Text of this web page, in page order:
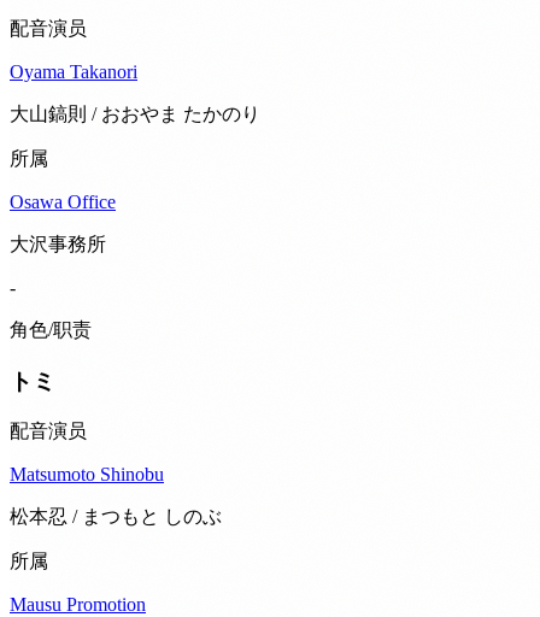
配音演员
Oyama Takanori
大山鎬則 / おおやま たかのり
所属
Osawa Office
大沢事務所
-
角色/职责
トミ
配音演员
Matsumoto Shinobu
松本忍 / まつもと しのぶ
所属
Mausu Promotion